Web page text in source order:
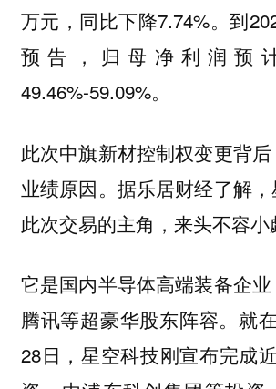
万元，同比下降7.74%。到
预告，归母净利润预
49.46%-59.09%。
此次中旗新材控制权变更背
业绩原因。据乐居财经了解
此次交易的主角，来头不容小
它是国内半导体高端装备企业
腾讯等超豪华股东阵容。就
28日，星空科技刚宣布完成